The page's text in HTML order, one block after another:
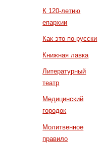
К 120-летию
епархии
Как это по-русски
Книжная лавка
Литературный
театр
Медицинский
городок
Молитвенное
правило